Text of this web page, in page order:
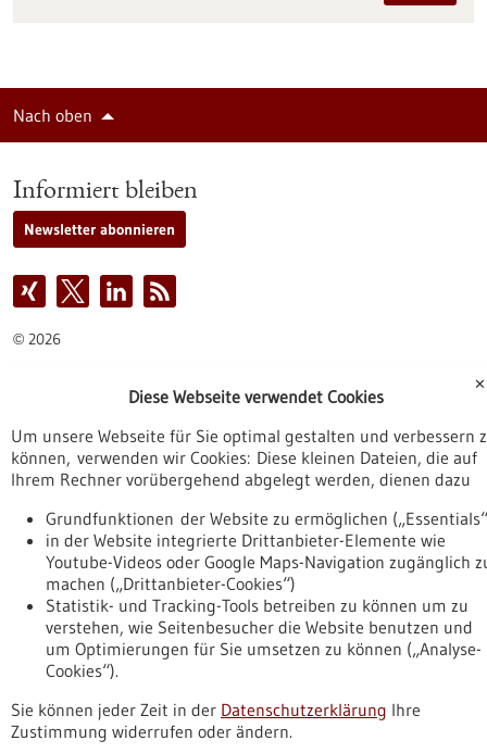
Nach oben
Informiert bleiben
Newsletter abonnieren
© 2026
✕
Diese Webseite verwendet Cookies
Um unsere Webseite für Sie optimal gestalten und verbessern
können, verwenden wir Cookies: Diese kleinen Dateien, die auf
Ihrem Rechner vorübergehend abgelegt werden, dienen dazu
Grundfunktionen der Website zu ermöglichen
in der Website integrierte Drittanbieter-Elemente wie
Youtube-Videos oder Google Maps-Navigation zugänglich
machen („Drittanbieter-Cookies“)
Statistik- und Tracking-Tools betreiben zu können um zu
verstehen, wie Seitenbesucher die Website benutzen und
um Optimierungen für Sie umsetzen zu können („Analyse-
Cookies“).
Sie können jeder Zeit in der Datenschutzerklärung Ihre
Zustimmung widerrufen oder ändern.